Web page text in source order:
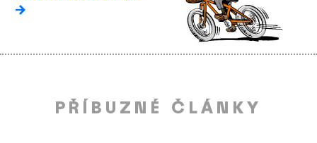
PŘÍBUZNÉ ČLÁNKY